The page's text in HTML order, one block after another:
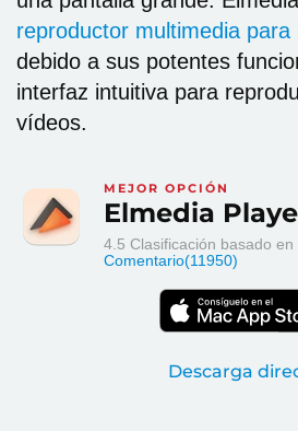
reproductor multimedia para
debido a sus potentes
interfaz intuitiva para
vídeos.
MEJOR OPCIÓN
Elmedia
4.5 Clasificación basado en
Comentario(11950)
Descarga